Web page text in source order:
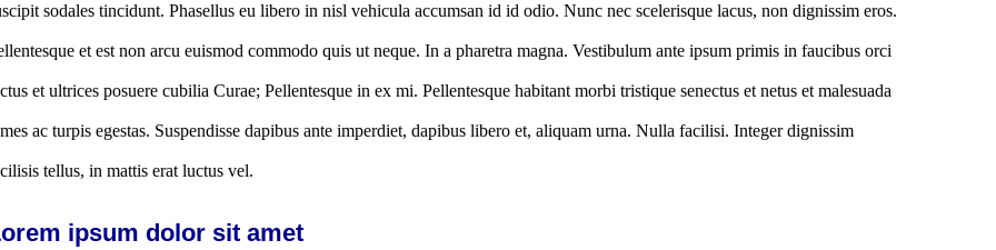
sodales tincidunt. Phasellus eu libero in nisl vehicula accumsan id id odio. Nunc nec scelerisque lacus, non dignissim eros.
et est non arcu euismod commodo quis ut neque. In a pharetra magna. Vestibulum ante ipsum primis in faucibus orci
et ultrices posuere cubilia Curae; Pellentesque in ex mi. Pellentesque habitant morbi tristique senectus et netus et malesuada
ac turpis egestas. Suspendisse dapibus ante imperdiet, dapibus libero et, aliquam urna. Nulla facilisi. Integer dignissim
tellus, in mattis erat luctus vel.
ipsum dolor sit amet